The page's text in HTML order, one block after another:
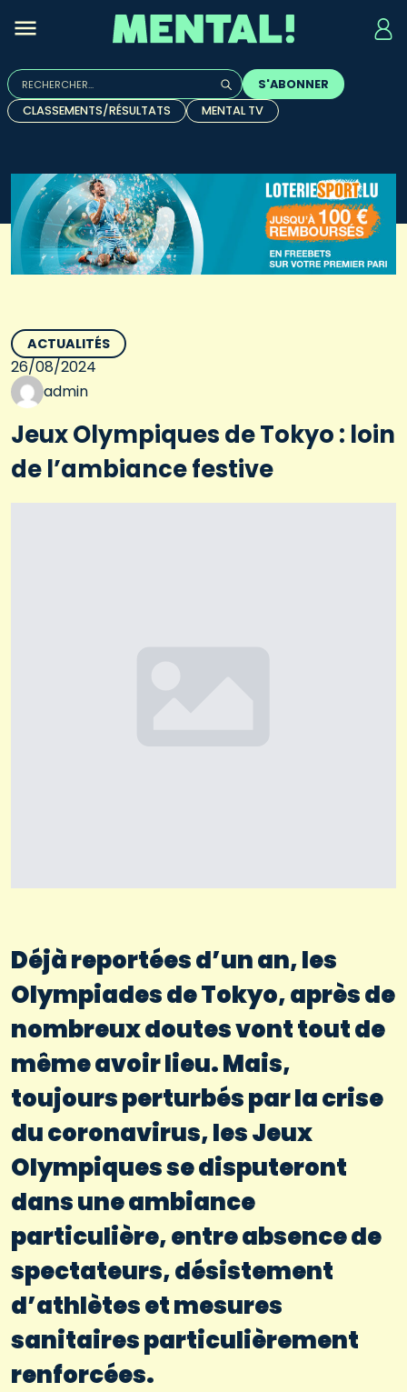
Rechercher :
Quand les résultats de l'auto-complétion sont
S'ABONNER
CLASSEMENTS/RÉSULTATS
MENTAL TV
ACTUALITÉS
26/08/2024
admin
Jeux Olympiques de Tokyo : loin
de l’ambiance festive
Déjà reportées d’un an, les
Olympiades de Tokyo, après de
nombreux doutes vont tout de
même avoir lieu. Mais,
toujours perturbés par la crise
du coronavirus, les Jeux
Olympiques se disputeront
dans une ambiance
particulière, entre absence de
spectateurs, désistement
d’athlètes et mesures
sanitaires particulièrement
renforcées.